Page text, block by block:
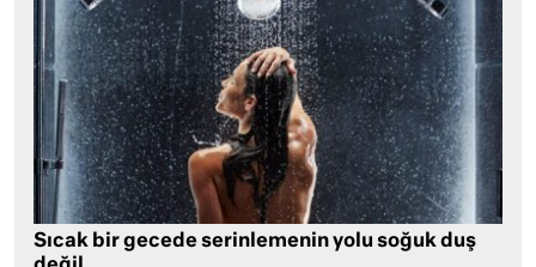
Sıcak bir gecede serinlemenin yolu soğuk duş